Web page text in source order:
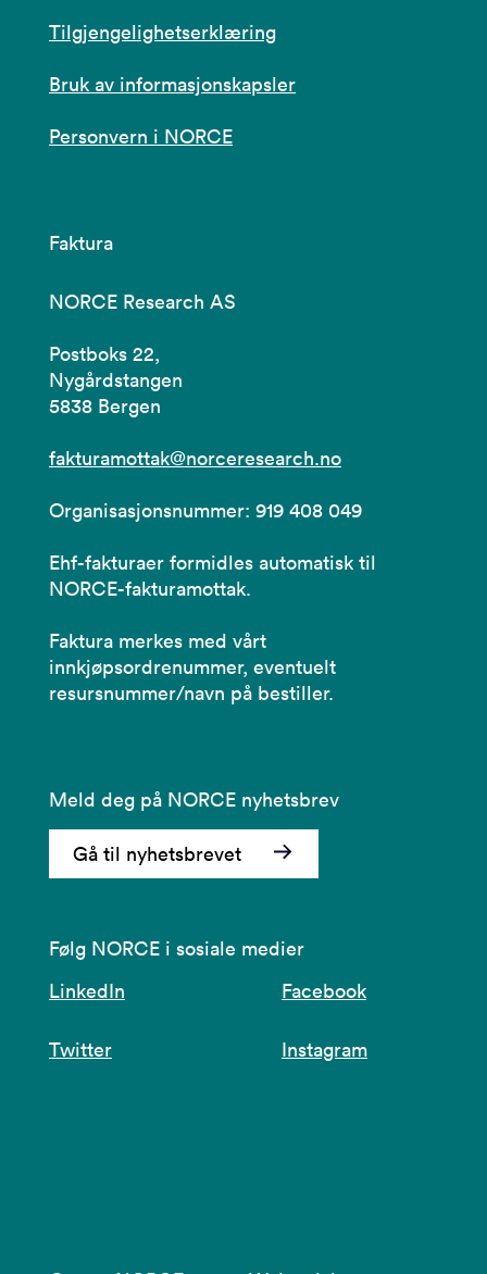
Tilgjengelighetserklæring
Bruk av informasjonskapsler
Personvern i NORCE
Faktura
NORCE Research AS
Postboks 22,
Nygårdstangen
5838 Bergen
fakturamottak@norceresearch.no
Organisasjonsnummer: 919 408 049
Ehf-fakturaer formidles automatisk til
NORCE-fakturamottak.
Faktura merkes med vårt
innkjøpsordrenummer, eventuelt
resursnummer/navn på bestiller.
Meld deg på NORCE nyhetsbrev
Gå til nyhetsbrevet
Følg NORCE i sosiale medier
LinkedIn
Facebook
Twitter Instagram